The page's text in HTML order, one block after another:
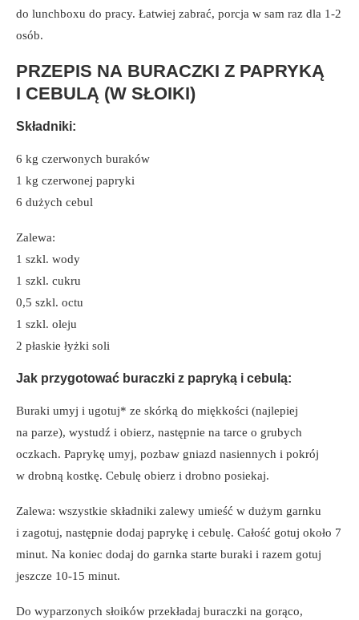
do lunchboxu do pracy. Łatwiej zabrać, porcja w sam raz dla 1-2
osób.
PRZEPIS NA BURACZKI Z PAPRYKĄ
I CEBULĄ (W SŁOIKI)
Składniki:
6 kg czerwonych buraków
1 kg czerwonej papryki
6 dużych cebul
Zalewa:
1 szkl. wody
1 szkl. cukru
0,5 szkl. octu
1 szkl. oleju
2 płaskie łyżki soli
Jak przygotować buraczki z papryką i cebulą:
Buraki umyj i ugotuj* ze skórką do miękkości (najlepiej
na parze), wystudź i obierz, następnie na tarce o grubych
oczkach. Paprykę umyj, pozbaw gniazd nasiennych i pokrój
w drobną kostkę. Cebulę obierz i drobno posiekaj.
Zalewa: wszystkie składniki zalewy umieść w dużym garnku
i zagotuj, następnie dodaj paprykę i cebulę. Całość gotuj około 7
minut. Na koniec dodaj do garnka starte buraki i razem gotuj
jeszcze 10-15 minut.
Do wyparzonych słoików przekładaj buraczki na gorąco,